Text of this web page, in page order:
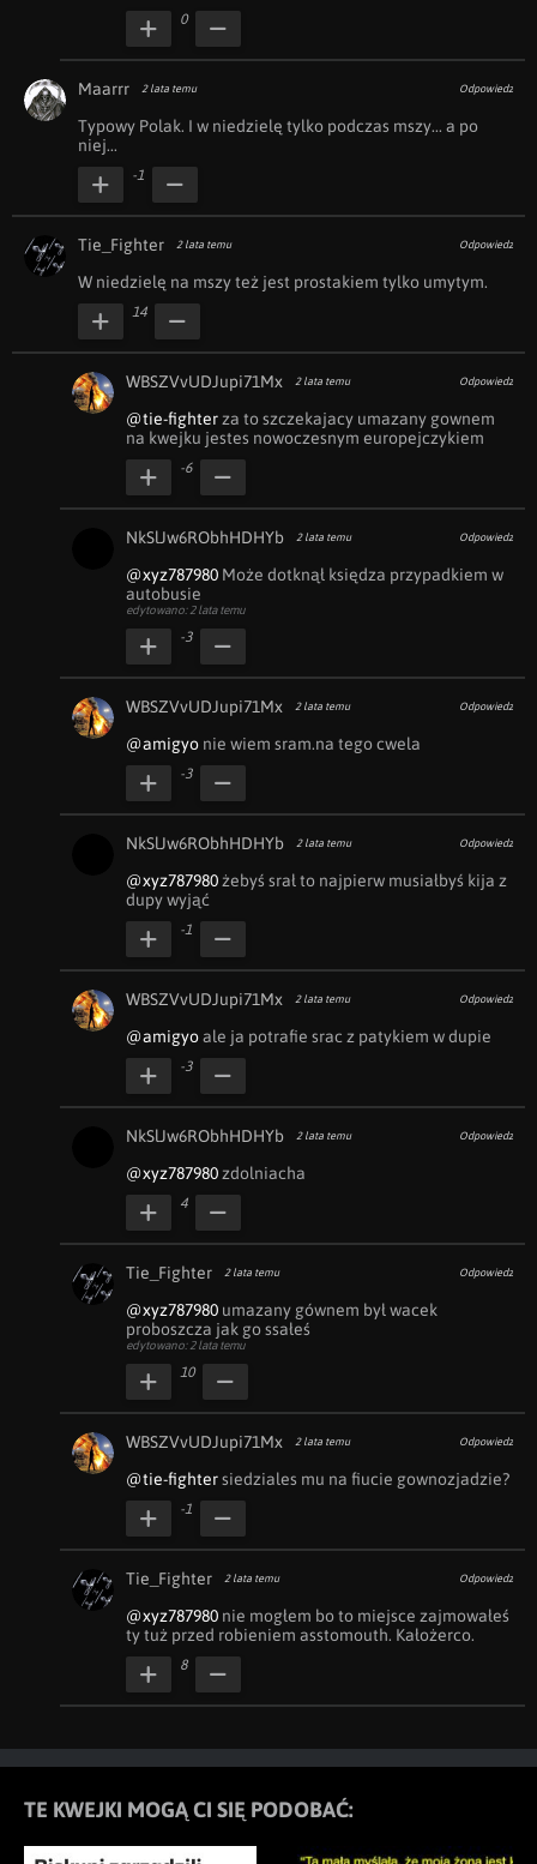
0
Maarrr 2 lata temu Odpowiedz
Typowy Polak. I w niedzielę tylko podczas mszy... a po
niej...
-1
Tie_Fighter 2 lata temu Odpowiedz
W niedzielę na mszy też jest prostakiem tylko umytym.
14
WBSZVvUDJupi71Mx 2 lata temu Odpowiedz
@tie-fighter za to szczekajacy umazany gownem
na kwejku jestes nowoczesnym europejczykiem
-6
NkSlJw6RObhHDHYb 2 lata temu Odpowiedz
@xyz787980 Może dotknął księdza przypadkiem w
autobusie
edytowano: 2 lata temu
-3
WBSZVvUDJupi71Mx 2 lata temu Odpowiedz
@amigyo nie wiem sram.na tego cwela
-3
NkSlJw6RObhHDHYb 2 lata temu Odpowiedz
@xyz787980 żebyś srał to najpierw musiałbyś kija z
dupy wyjąć
-1
WBSZVvUDJupi71Mx 2 lata temu Odpowiedz
@amigyo ale ja potrafie srac z patykiem w dupie
-3
NkSlJw6RObhHDHYb 2 lata temu Odpowiedz
@xyz787980 zdolniacha
4
Tie_Fighter 2 lata temu Odpowiedz
@xyz787980 umazany gównem był wacek
proboszcza jak go ssałeś
edytowano: 2 lata temu
10
WBSZVvUDJupi71Mx 2 lata temu Odpowiedz
@tie-fighter siedziales mu na fiucie gownozjadzie?
-1
Tie_Fighter 2 lata temu Odpowiedz
@xyz787980 nie mogłem bo to miejsce zajmowałeś
ty tuż przed robieniem asstomouth. Kałożerco.
8
TE KWEJKI MOGĄ CI SIĘ PODOBAĆ: